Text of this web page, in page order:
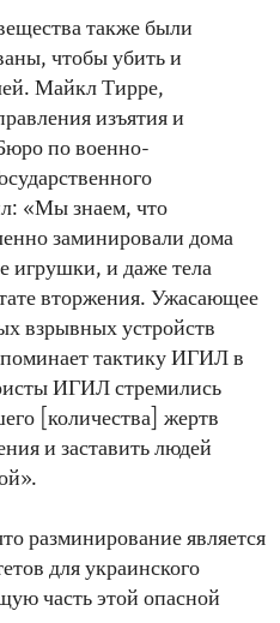
также были
чтобы убить и
Майкл Тирре,
изъятия и
по военно-
«Мы знаем, что
заминировали дома
игрушки, и даже тела
вторжения. Ужасающее
взрывных устройств
тактику ИГИЛ в
ИГИЛ стремились
[количества] жертв
и заставить людей
разминирование является
для украинского
часть этой опасной